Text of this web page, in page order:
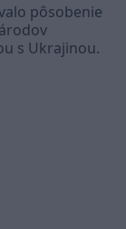
pôsobenie
s Ukrajinou.